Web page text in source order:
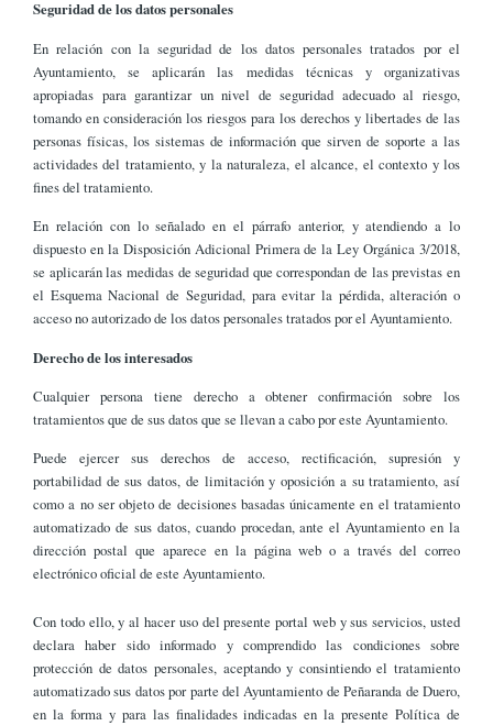
Seguridad de los datos personales
En relación con la seguridad de los datos personales tratados por el
Ayuntamiento, se aplicarán las medidas técnicas y organizativas
apropiadas para garantizar un nivel de seguridad adecuado al riesgo,
tomando en consideración los riesgos para los derechos y libertades de las
personas físicas, los sistemas de información que sirven de soporte a las
actividades del tratamiento, y la naturaleza, el alcance, el contexto y los
fines del tratamiento.
En relación con lo señalado en el párrafo anterior, y atendiendo a lo
dispuesto en la Disposición Adicional Primera de la Ley Orgánica 3/2018,
se aplicarán las medidas de seguridad que correspondan de las previstas en
el Esquema Nacional de Seguridad, para evitar la pérdida, alteración o
acceso no autorizado de los datos personales tratados por el Ayuntamiento.
Derecho de los interesados
Cualquier persona tiene derecho a obtener confirmación sobre los
tratamientos que de sus datos que se llevan a cabo por este Ayuntamiento.
Puede ejercer sus derechos de acceso, rectificación, supresión y
portabilidad de sus datos, de limitación y oposición a su tratamiento, así
como a no ser objeto de decisiones basadas únicamente en el tratamiento
automatizado de sus datos, cuando procedan, ante el Ayuntamiento en la
dirección postal que aparece en la página web o a través del correo
electrónico oficial de este Ayuntamiento.
Con todo ello, y al hacer uso del presente portal web y sus servicios, usted
declara haber sido informado y comprendido las condiciones sobre
protección de datos personales, aceptando y consintiendo el tratamiento
automatizado sus datos por parte del Ayuntamiento de Peñaranda de Duero,
en la forma y para las finalidades indicadas en la presente Política de